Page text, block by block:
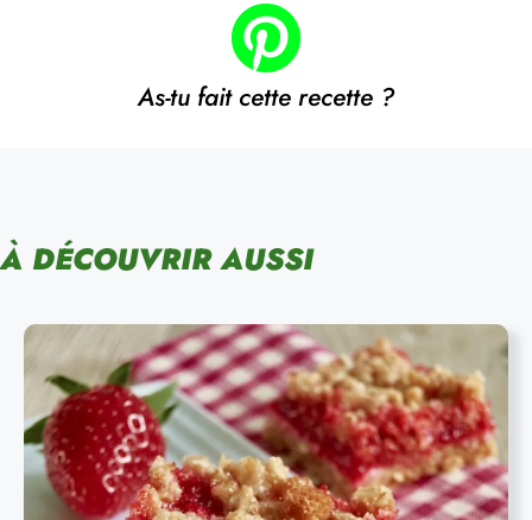
As-tu fait cette recette ?
À DÉCOUVRIR AUSSI